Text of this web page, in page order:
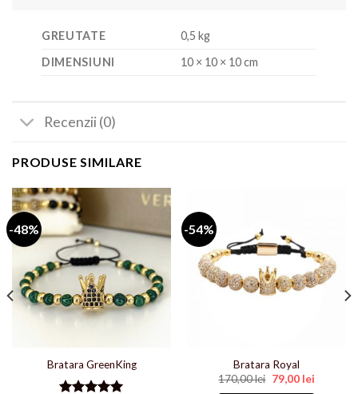
GREUTATE
0,5 kg
DIMENSIUNI
10 × 10 × 10 cm
Recenzii (0)
PRODUSE SIMILARE
-48%
Bratara GreenKing
-54%
Bratara Royal
170,00lei Prețul
inițial
79,00 leiPrețul